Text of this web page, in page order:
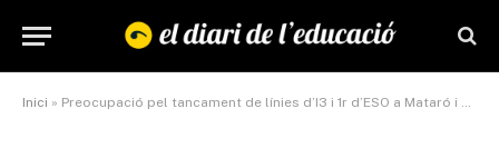
Inici » Preocupació pel tancament de línies d’I3 i 1r d’ESO a Mataró i Terrassa